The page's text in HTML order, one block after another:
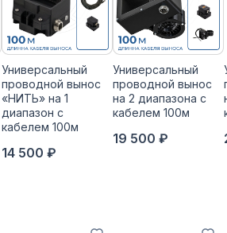
Универсальный
проводной вынос
«НИТЬ» на 1
диапазон с
кабелем 100м
14 500 ₽
Универсальный
проводной вынос
на 2 диапазона с
кабелем 100м
19 500 ₽